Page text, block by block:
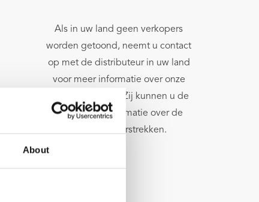
About
Als in uw land geen verkopers
worden getoond, neemt u contact
op met de distributeur in uw land
voor meer informatie over onze
lokale verkopers. Zij kunnen u de
benodigde informatie over de
verkopers verstrekken.